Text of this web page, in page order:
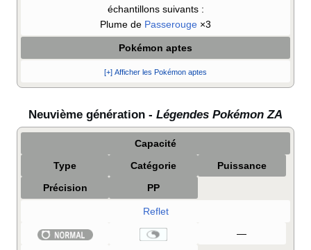
échantillons suivants :
Plume de Passerouge ×3
Pokémon aptes
[+] Afficher les Pokémon aptes
Neuvième génération - Légendes Pokémon ZA
Capacité
Type
Catégorie
Puissance
Précision
PP
Reflet
—